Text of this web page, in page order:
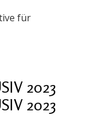
für
2023
2023